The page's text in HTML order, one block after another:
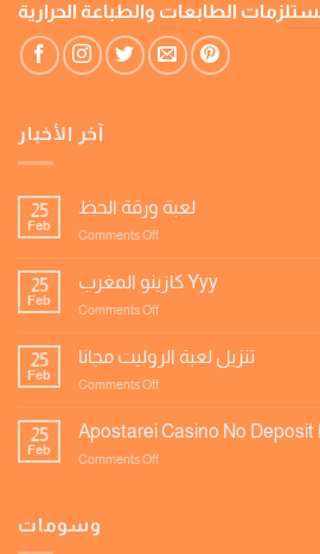
الطابعات والطباعة الحرارية
آخر الأخبار
25
Feb
لعبة ورقة الحظ
Comments Offon
ورقة
الحظ
25
Feb
كازينو المغرب Yyy
Comments Offon
المغرب
Yyy
25
Feb
تنزيل لعبة الروليت مجانا
Comments Offon
لعبة
25
Feb
Apostarei Casino No Deposit
Comments Offon
وسومات